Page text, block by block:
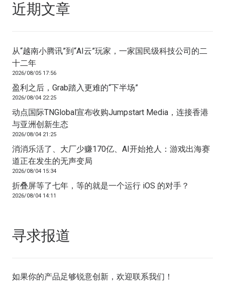
近期文章
从“越南小腾讯”到“AI云”玩家，一家国民级科技公司的二
十二年
2026/08/05 17:56
盈利之后，Grab踏入更难的“下半场”
2026/08/04 22:25
动点国际TNGlobal宣布收购Jumpstart Media，连接香港
与亚洲创新生态
2026/08/04 21:25
消消乐活了、大厂少赚170亿、AI开始抢人：游戏出海赛
道正在发生的无声变局
2026/08/04 15:34
折叠屏等了七年，等的就是一个运行 iOS 的对手？
2026/08/04 14:11
寻求报道
如果你的产品足够锐意创新，欢迎联系我们 ！